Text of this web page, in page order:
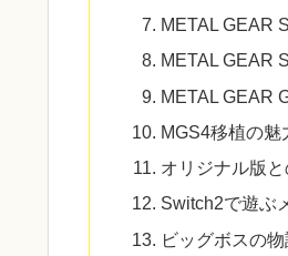
METAL GEAR
METAL GEAR
METAL GEAR
MGS4移植の魅
オリジナル版
Switch2で遊ぶ
ビッグボスの